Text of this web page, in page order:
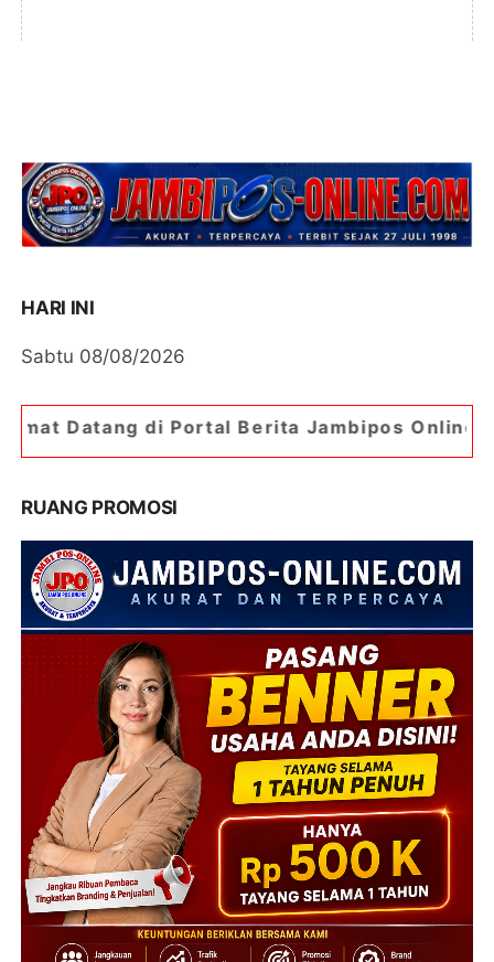
HARI INI
Sabtu 08/08/2026
Berita Jambipos Online. Portal Berita
RUANG PROMOSI